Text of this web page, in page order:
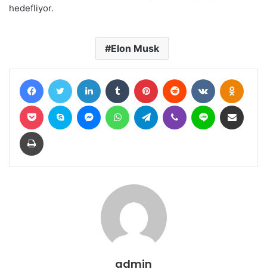
hedefliyor.
Elon Musk
FacebookTwitter LinkedIn Tumblr Pinterest Reddit VKontakte
Pocket Skype MessengerWhatsAppTelegram Viber Line
Yazdır
admin